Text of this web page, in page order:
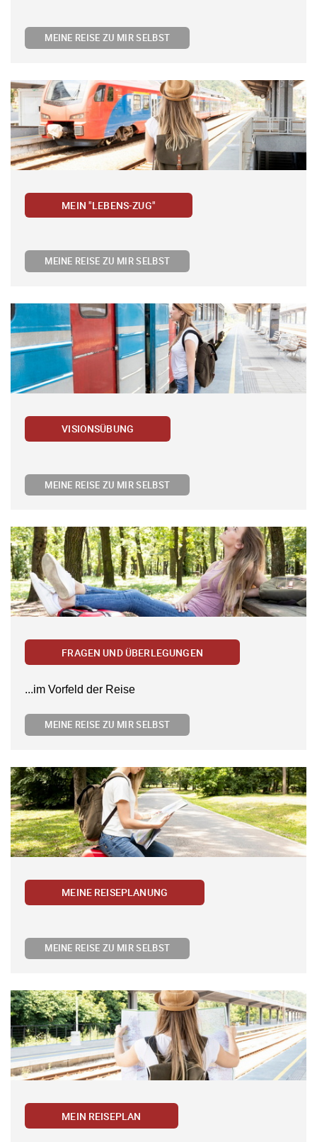
MEINE REISE ZU MIR SELBST
MEIN "LEBENS-ZUG"
MEINE REISE ZU MIR SELBST
VISIONSÜBUNG
MEINE REISE ZU MIR SELBST
FRAGEN UND ÜBERLEGUNGEN
...im Vorfeld der Reise
MEINE REISE ZU MIR SELBST
MEINE REISEPLANUNG
MEINE REISE ZU MIR SELBST
MEIN REISEPLAN